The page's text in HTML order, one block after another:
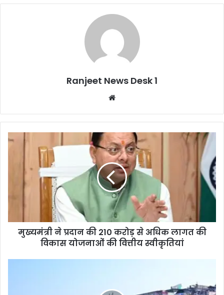
Ranjeet News Desk 1
te
मुख्यमंत्री ने प्रदान की 210 करोड़ से अधिक लागत की
विकास योजनाओं की वित्तीय स्वीकृतियां